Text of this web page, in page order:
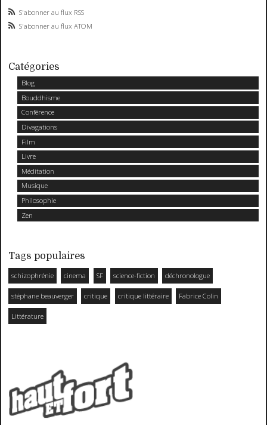
S'abonner au flux RSS
S'abonner au flux ATOM
Catégories
Blog
Bouddhisme
Conférence
Divagations
Film
Livre
Méditation
Musique
Philosophie
Zen
Tags populaires
schizophrénie cinema SF science-fiction déchronologue
stéphane beauverger critique critique littéraire Fabrice Colin
Littérature